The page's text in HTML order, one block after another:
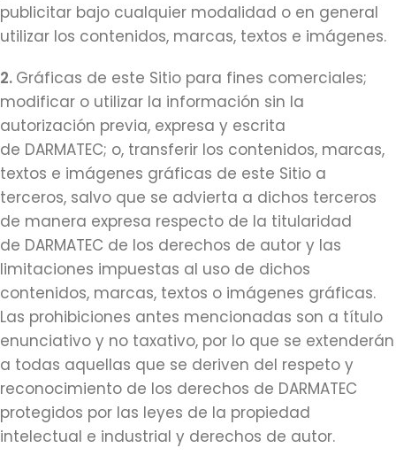
publicitar bajo cualquier modalidad o en general
utilizar los contenidos, marcas, textos e imágenes.
2. Gráficas de este Sitio para fines comerciales;
modificar o utilizar la información sin la
autorización previa, expresa y escrita
de DARMATEC; o, transferir los contenidos, marcas,
textos e imágenes gráficas de este Sitio a
terceros, salvo que se advierta a dichos terceros
de manera expresa respecto de la titularidad
de DARMATEC de los derechos de autor y las
limitaciones impuestas al uso de dichos
contenidos, marcas, textos o imágenes gráficas.
Las prohibiciones antes mencionadas son a título
enunciativo y no taxativo, por lo que se extenderán
a todas aquellas que se deriven del respeto y
reconocimiento de los derechos de DARMATEC
protegidos por las leyes de la propiedad
intelectual e industrial y derechos de autor.